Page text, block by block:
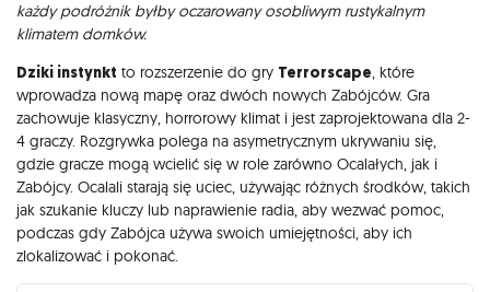
każdy podróżnik byłby oczarowany osobliwym rustykalnym
klimatem domków.
Dziki instynkt to rozszerzenie do gry Terrorscape, które
wprowadza nową mapę oraz dwóch nowych Zabójców. Gra
zachowuje klasyczny, horrorowy klimat i jest zaprojektowana dla 2-
4 graczy. Rozgrywka polega na asymetrycznym ukrywaniu się,
gdzie gracze mogą wcielić się w role zarówno Ocalałych, jak i
Zabójcy. Ocalali starają się uciec, używając różnych środków, takich
jak szukanie kluczy lub naprawienie radia, aby wezwać pomoc,
podczas gdy Zabójca używa swoich umiejętności, aby ich
zlokalizować i pokonać.